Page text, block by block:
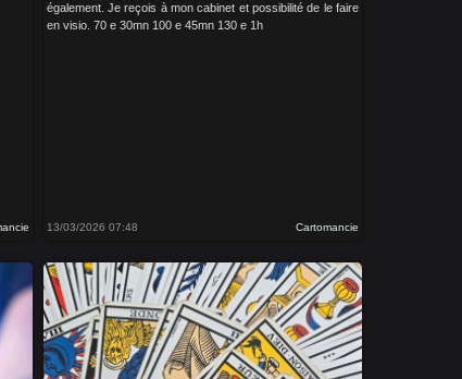
également. Je reçois à mon cabinet et possibilité de le faire
en visio. 70 e 30mn 100 e 45mn 130 e 1h
13/03/2026 07:48 Cartomancie